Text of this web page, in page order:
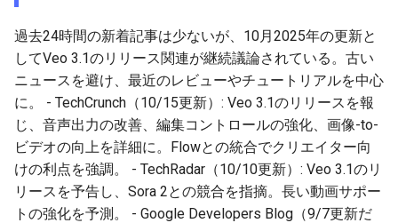
2026-04-03
2026-04-02
2026-04-01
2026-03-31
2026-03-30
2025-09-15
2025-09-14
2025-09-12
2025-09-11
2025-09-10
2026-04-03
2026-04-02
2026-04-01
2026-03-31
2026-03-30
2025-09-18
2025-09-17
2025-09-16
2025-09-15
2025-09-14
2026-03-31
2026-03-30
2026-03-29
2026-03-28
2026-03-27
2025-09-19
2025-09-18
2025-09-16
2025-09-15
2026-03-30
2026-03-29
2026-03-28
2026-03-27
2026-03-26
過去24時間の新着記事は少ないが、10月2025年の更新と
してVeo 3.1のリリース関連が継続議論されている。古い
ニュースを避け、最近のレビューやチュートリアルを中心
に。 - TechCrunch（10/15更新）: Veo 3.1のリリースを報
じ、音声出力の改善、編集コントロールの強化、画像-to-
ビデオの向上を詳細に。Flowとの統合でクリエイター向
けの利点を強調。 - TechRadar（10/10更新）: Veo 3.1のリ
リースを予告し、Sora 2との競合を指摘。長い動画サポー
トの強化を予測。 - Google Developers Blog（9/7更新だ